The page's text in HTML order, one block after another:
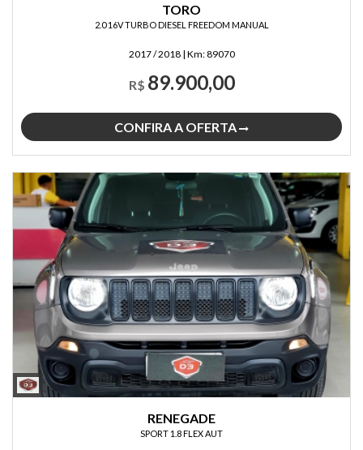
TORO
2.0 16V TURBO DIESEL FREEDOM MANUAL
2017 / 2018 | Km:89070
R$ 89.900,00
CONFIRA A OFERTA
RENEGADE
SPORT 1.8 FLEX AUT